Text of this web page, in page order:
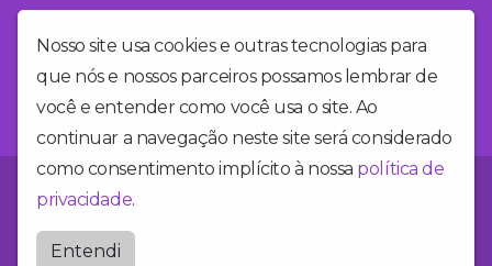
Nosso site usa cookies e outras tecnologias para
que nós e nossos parceiros possamos lembrar de
você e entender como você usa o site. Ao
continuar a navegação neste site será considerado
como consentimento implícito à nossa política de
privacidade.
Entendi
Você está no site da Alegria FM, a rádio mais alegre do Brasil!